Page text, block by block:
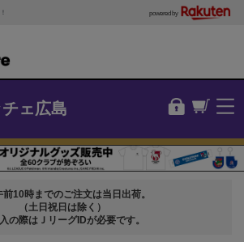
powered by
ェ広島
前10時までのご注文は当日出荷。
（土日祝日は除く）
の際はＪリーグIDが必要です。